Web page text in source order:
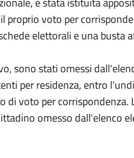
voto per
elettorali e una busta
sono stati omessi
per residenza, entro
voto per
omesso dall'elenco